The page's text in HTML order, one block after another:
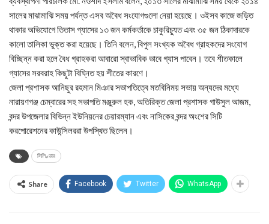
সালের মাঝামাঝি সময় পর্যন্ত এসব অবৈধ সংযোগগুলো নেয়া হয়েছে। ওইসব কাজে জড়িত
থাকার অভিযোগে তিতাস গ্যাসের ১৩ জন কর্মকর্তাকে চাকুরিচ্যুত এবং ৩৫ জন ঠিকাদারকে
কালো তালিকা ভুক্ত করা হয়েছে। তিনি বলেন, বিপুল সংখ্যক অবৈধ গ্রাহকদের সংযোগ
বিচ্ছিন্ন করা হলে বৈধ গ্রাহকরা আবারো স্বাভাবিক ভাবে গ্যাস পাবেন। তবে শীতকালে
গ্যাসের সরবরাহ কিছুটা বিঘ্নিত হয় শীতের কারণে।
জেলা প্রশাসক আনিছুর রহমান মিঞার সভাপতিত্বে মতবিনিময় সভায় অন্যদের মধ্যে
নারায়ণগঞ্জ চেম্বারের সহ সভাপতি মঞ্জুরুল হক, অতিরিক্ত জেলা প্রশাসক গাউসুল আজম,
বন্দর উপজেলার বিভিন্ন ইউনিয়নের চেয়ারম্যান এবং নাসিকের বন্দর অংশের সিটি
করপোরেশনের কাউন্সিলররা উপস্থিত ছিলেন।
সিলিণ্ডার
Share Facebook Twitter WhatsApp